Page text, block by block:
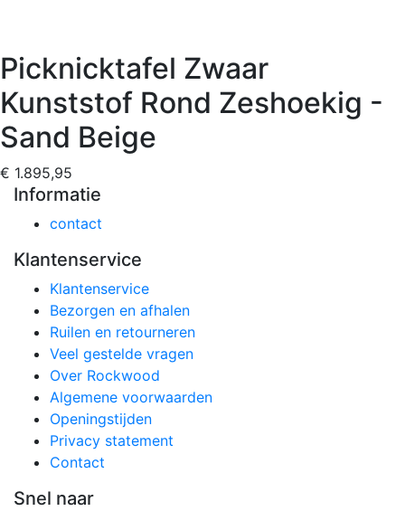
Picknicktafel Zwaar
Kunststof Rond Zeshoekig -
Sand Beige
€ 1.895,95
Informatie
contact
Klantenservice
Klantenservice
Bezorgen en afhalen
Ruilen en retourneren
Veel gestelde vragen
Over Rockwood
Algemene voorwaarden
Openingstijden
Privacy statement
Contact
Snel naar